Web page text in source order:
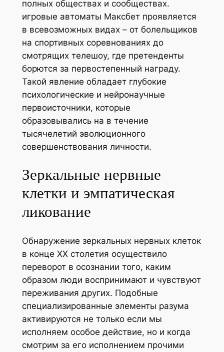
полных обществах и сообществах.
игровые автоматы Максбет проявляется
в всевозможных видах – от болельщиков
на спортивных соревнованиях до
смотрящих телешоу, где претенденты
борются за первостепенный награду.
Такой явление обладает глубокие
психологические и нейронаучные
первоисточники, которые
образовывались на в течение
тысячелетий эволюционного
совершенствования личности.
Зеркальные нервные
клетки и эмпатическая
ликование
Обнаружение зеркальных нервных клеток
в конце XX столетия осуществило
переворот в осознании того, каким
образом люди воспринимают и чувствуют
переживания других. Подобные
специализированные элементы разума
активируются не только если мы
исполняем особое действие, но и когда
смотрим за его исполнением прочими